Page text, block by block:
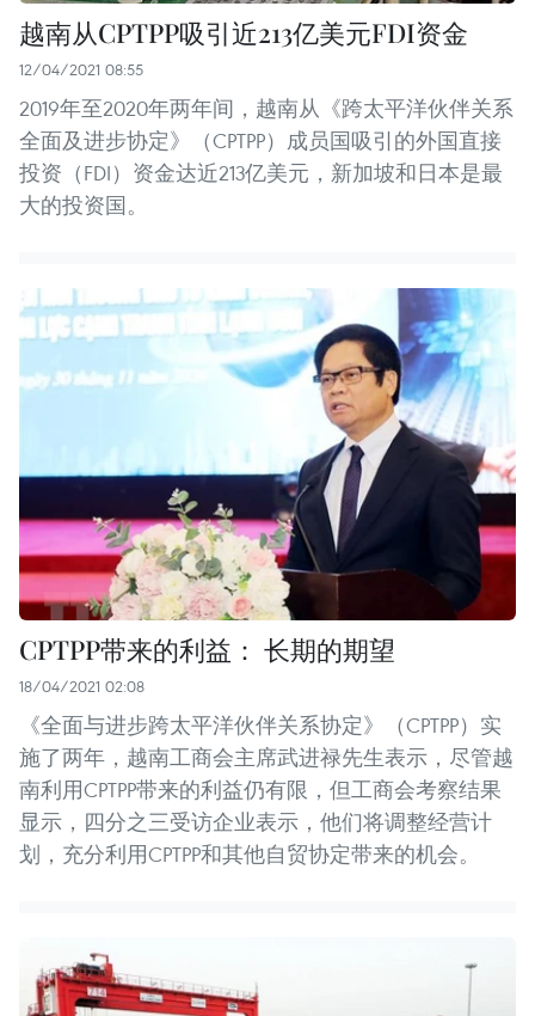
越南从CPTPP吸引近213亿美元FDI资金
12/04/2021 08:55
2019年至2020年两年间，越南从《跨太平洋伙伴关系
全面及进步协定》（CPTPP）成员国吸引的外国直接
投资（FDI）资金达近213亿美元，新加坡和日本是最
大的投资国。
CPTPP带来的利益： 长期的期望
18/04/2021 02:08
《全面与进步跨太平洋伙伴关系协定》（CPTPP）实
施了两年，越南工商会主席武进禄先生表示，尽管越
南利用CPTPP带来的利益仍有限，但工商会考察结果
显示，四分之三受访企业表示，他们将调整经营计
划，充分利用CPTPP和其他自贸协定带来的机会。